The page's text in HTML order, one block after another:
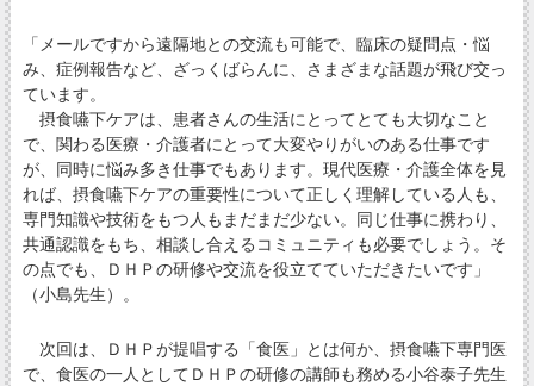
「メールですから遠隔地との交流も可能で、臨床の疑問点・悩
み、症例報告など、ざっくばらんに、さまざまな話題が飛び交っ
ています。
摂食嚥下ケアは、患者さんの生活にとってとても大切なこと
で、関わる医療・介護者にとって大変やりがいのある仕事です
が、同時に悩み多き仕事でもあります。現代医療・介護全体を見
れば、摂食嚥下ケアの重要性について正しく理解している人も、
専門知識や技術をもつ人もまだまだ少ない。同じ仕事に携わり、
共通認識をもち、相談し合えるコミュニティも必要でしょう。そ
の点でも、ＤＨＰの研修や交流を役立てていただきたいです」
（小島先生）。
次回は、ＤＨＰが提唱する「食医」とは何か、摂食嚥下専門医
で、食医の一人としてＤＨＰの研修の講師も務める小谷泰子先生